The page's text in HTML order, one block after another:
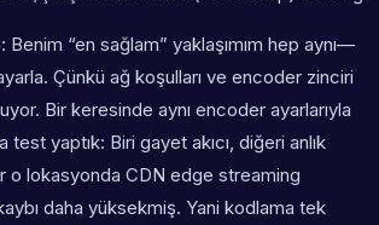
“en sağlam” yaklaşımım hep aynı—
Çünkü ağ koşulları ve encoder zinciri
Bir keresinde aynı encoder ayarlarıyla
test yaptık: Biri gayet akıcı, diğeri anlık
o lokasyonda CDN edge streaming
daha yüksekmiş. Yani kodlama tek